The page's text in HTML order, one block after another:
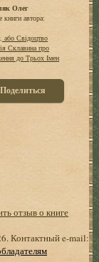
Олег
книги автора:
або Свідоцтво
Склавина про
до Трьох Імен
Поделиться
отзыв о книге
Контактный e-mail: